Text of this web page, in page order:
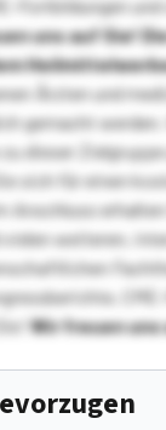
Fortbildungen und
uns auf Sie!
Ärzten und
gemacht werden.
dieser
sich für einen
Anschluss
vielen weiteren,
Wir freuen uns